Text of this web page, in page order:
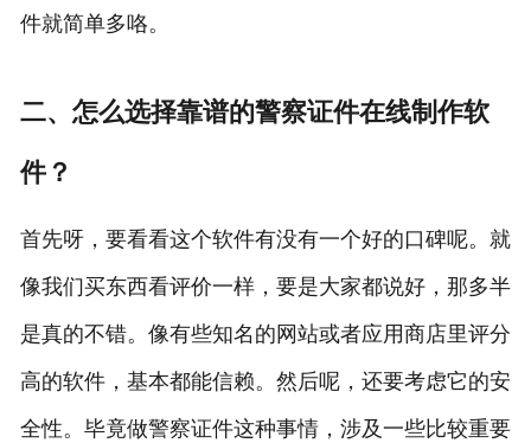
件就简单多咯。
二、怎么选择靠谱的警察证件在线制作软
件？
首先呀，要看看这个软件有没有一个好的口碑呢。就
像我们买东西看评价一样，要是大家都说好，那多半
是真的不错。像有些知名的网站或者应用商店里评分
高的软件，基本都能信赖。然后呢，还要考虑它的安
全性。毕竟做警察证件这种事情，涉及一些比较重要